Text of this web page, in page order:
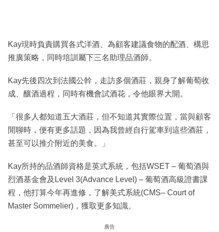
Kay現時負責購買各式洋酒、為顧客建議食物的配酒、構思
推廣策略，同時培訓屬下三名助理品酒師。
Kay先後四次到法國公幹，走訪多個酒莊，親身了解葡萄收
成、釀酒過程，同時有機會試酒花，令他眼界大開。
「很多人都知道五大酒莊，但不知道其實際位置，當與顧客
閒聊時，便有更多話題，因為我曾經自行駕車到這些酒莊，
甚至可以推介附近的美食。」
Kay所持的品酒師資格是英式系統，包括WSET – 葡萄酒與
烈酒基金會及Level 3(Advance Level) – 葡萄酒高級證書課
程，他打算今年再進修，了解美式系統(CMS– Court of
Master Sommelier)，獲取更多知識。
廣告